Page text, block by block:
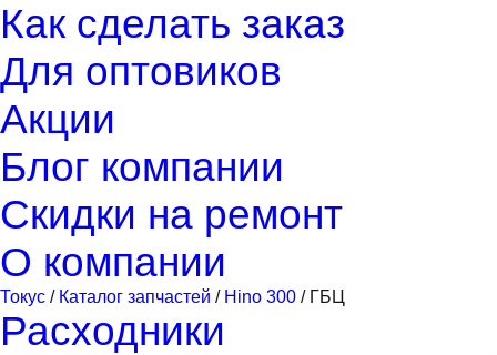
Как сделать заказ
Для оптовиков
Акции
Блог компании
Скидки на ремонт
О компании
Токус / Каталог запчастей / Hino 300 / ГБЦ
Расходники